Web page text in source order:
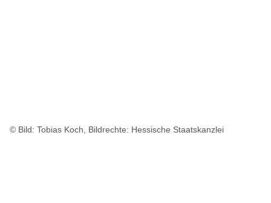
© Bild: Tobias Koch, Bildrechte: Hessische Staatskanzlei